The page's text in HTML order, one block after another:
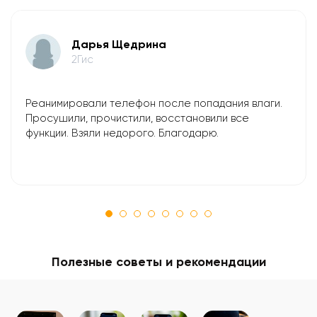
​Дарья Щедрина
2Гис
Реанимировали телефон после попадания влаги.
Просушили, прочистили, восстановили все
функции. Взяли недорого. Благодарю.
Полезные советы и рекомендации